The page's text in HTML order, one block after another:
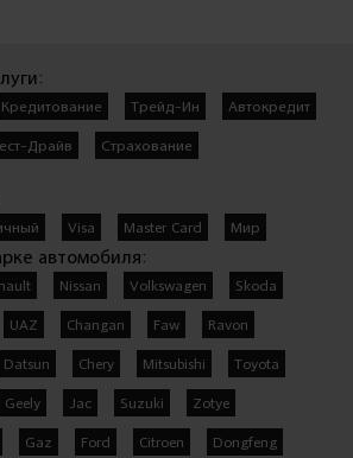
Кредитование Трейд-Ин Автокредит
Драйв Страхование
Visa Master Card Мир
автомобиля:
Nissan Volkswagen Skoda
UAZ Changan Faw Ravon
Datsun Chery Mitsubishi Toyota
Geely Jac Suzuki Zotye
Gaz Ford Citroen Dongfeng